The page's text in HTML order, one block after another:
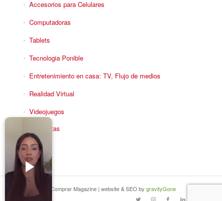
Accesorios para Celulares
Computadoras
Tablets
Tecnologia Ponible
Entretenimiento en casa: TV, Flujo de medios
Realidad Virtual
Videojuegos
Reciba Ofertas
© Copyright - Comprar Magazine | website & SEO by gravityGone